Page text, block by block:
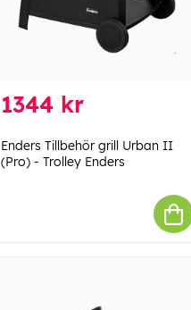
1344 kr
Enders Tillbehör grill Urban II
(Pro) - Trolley Enders